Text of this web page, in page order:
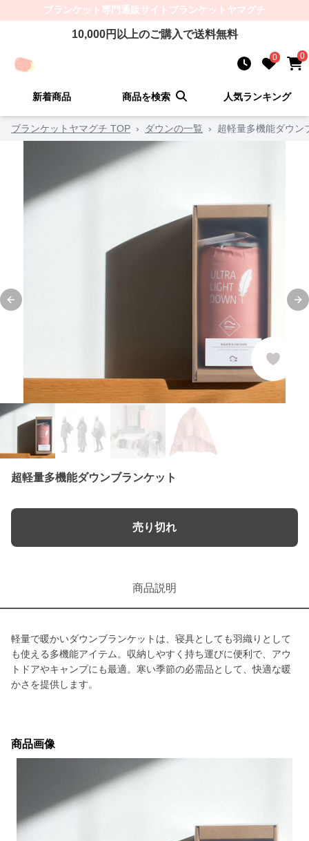
ブランケット 専門通販サイト ブランケットヤマグチ
10,000円以上のご購入で送料無料
0 0
新着商品 商品を検索 人気ランキング
ブランケットヤマグチ TOP › ダウンの一覧 › 超軽量多機能ダウン
Previous slide
超軽量多機能ダウンブランケット
売り切れ
商品説明
軽量で暖かいダウンブランケットは、寝具としても羽織りとして
も使える多機能アイテム。収納しやすく持ち運びに便利で、アウ
トドアやキャンプにも最適。寒い季節の必需品として、快適な暖
かさを提供します。
商品画像